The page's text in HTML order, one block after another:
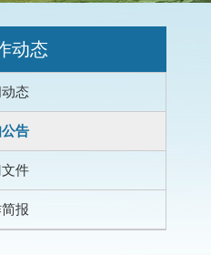
动态
态
告
件
报